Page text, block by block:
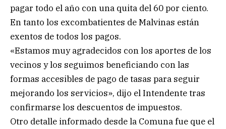
pagar todo el año con una quita del 60 por ciento.
En tanto los excombatientes de Malvinas están
exentos de todos los pagos.
«Estamos muy agradecidos con los aportes de los
vecinos y los seguimos beneficiando con las
formas accesibles de pago de tasas para seguir
mejorando los servicios», dijo el Intendente tras
confirmarse los descuentos de impuestos.
Otro detalle informado desde la Comuna fue que el